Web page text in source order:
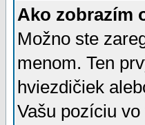
Ako zobrazím
Možno ste
menom. Ten
hviezdičiek
Vašu pozíciu